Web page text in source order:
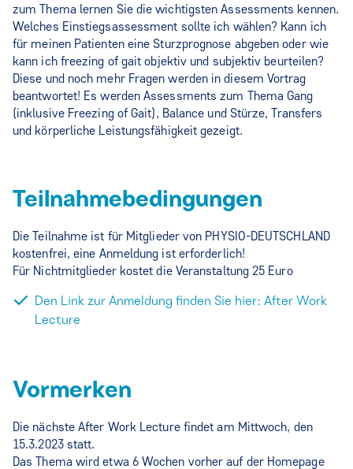
zum Thema lernen Sie die wichtigsten Assessments kennen.
Welches Einstiegsassessment sollte ich wählen? Kann ich
für meinen Patienten eine Sturzprognose abgeben oder wie
kann ich freezing of gait objektiv und subjektiv beurteilen?
Diese und noch mehr Fragen werden in diesem Vortrag
beantwortet! Es werden Assessments zum Thema Gang
(inklusive Freezing of Gait), Balance und Stürze, Transfers
und körperliche Leistungsfähigkeit gezeigt.
Teilnahmebedingungen
Die Teilnahme ist für Mitglieder von PHYSIO-DEUTSCHLAND
kostenfrei, eine Anmeldung ist erforderlich!
Für Nichtmitglieder kostet die Veranstaltung 25 Euro
Den Link zur Anmeldung finden Sie hier: After Work
Lecture
Vormerken
Die nächste After Work Lecture findet am Mittwoch, den
15.3.2023 statt.
Das Thema wird etwa 6 Wochen vorher auf der Homepage